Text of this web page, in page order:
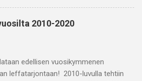
ei välttämättä naurata toista ja
eli huumori on subjektiivinen
loistavan komedian niin on se vaan
kokemus on voimaannuttavaa,
yhdistävää ja tarpeellista. Mitä sitten on
2010-2020
edellisen vuosikymmenen
leffatarjontaan! 2010-luvulla tehtiin